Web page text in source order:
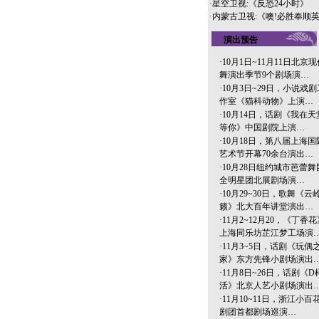
·星空卫视:《反恐24小时》
·内蒙古卫视:《噢!必胜奉顺英
演出预告
·10月1日~11月11日北京现
舞演出季节9个剧场演…
·10月3日~29日，小说戏剧
作室《猫科动物》上演…
·10月14日，话剧《我在天
等你》中国剧院上演…
·10月18日，第八届上海国
艺术节开幕70余台演出…
·10月28日纽约城市芭蕾舞
全明星团北展剧场演…
·10月29~30日，歌舞《云
籁》北大百年讲堂演出…
·11月2~12月20，《丁香花
上海同乐坊芷江梦工场演
·11月3~5日，话剧《玩偶之
家》东方先锋小剧场演出
·11月8日~26日，话剧《D
活》北京人艺小剧场演出
·11月10~11日，浙江小百
剧团首都剧场巡演…